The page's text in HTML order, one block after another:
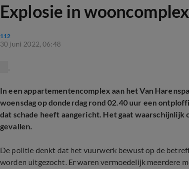
Explosie in
112
30 juni 2022, 06:48
In een appartementencomplex aan het Van
woensdag op donderdag rond 02.40 uur een
dat schade heeft aangericht. Het gaat
gevallen.
De politie denkt dat het vuurwerk bewust op de
worden uitgezocht. Er waren vermoedelijk meerdere